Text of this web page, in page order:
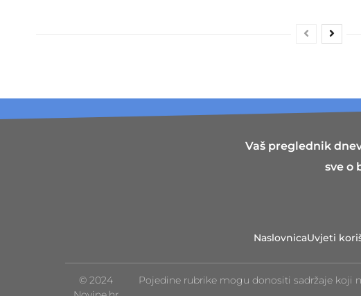
Vaš preglednik
sve o
NaslovnicaUvjeti
© 2024
Pojedine rubrike mogu donositi sadržaje koji